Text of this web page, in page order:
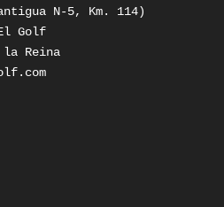
N-5, Km. 114)
Golf
45600 Talavera de la Reina